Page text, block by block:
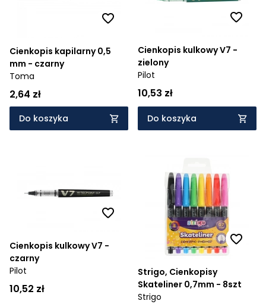
Cienkopis kapilarny 0,5
mm - czarny
Toma
2,64 zł
Do koszyka
Cienkopis kulkowy V7 -
zielony
Pilot
10,53 zł
Do koszyka
Cienkopis kulkowy V7 -
czarny
Pilot
10,52 zł
Strigo, Cienkopisy
Skateliner 0,7mm - 8szt
Strigo